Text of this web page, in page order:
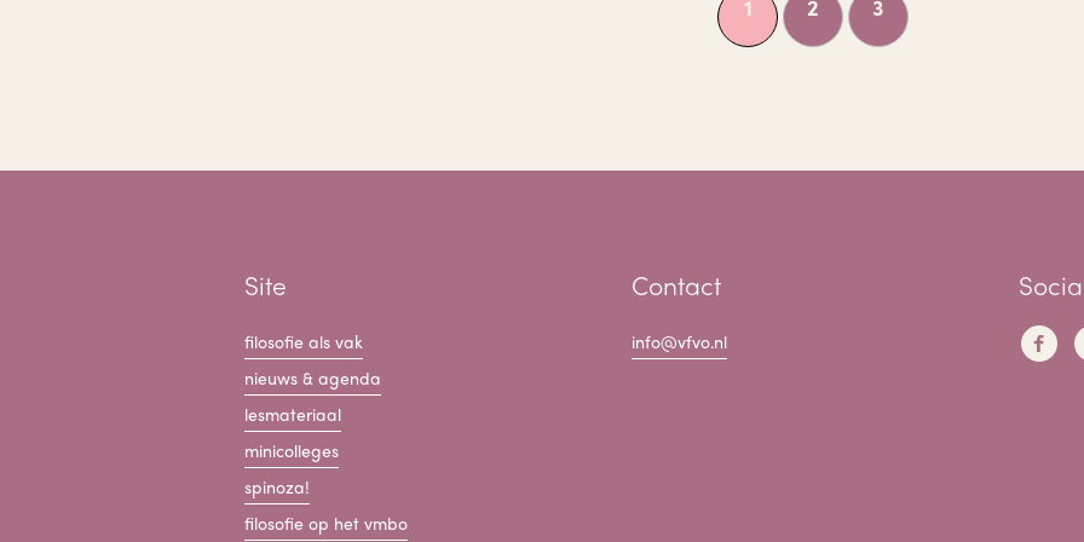
1 2 3
Site
filosofie als vak
nieuws & agenda
lesmateriaal
minicolleges
spinoza!
filosofie op het vmbo
Contact
info@vfvo.nl